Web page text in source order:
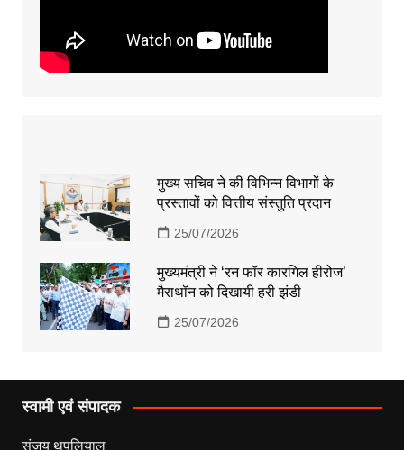
मुख्य सचिव ने की विभिन्न विभागों के
प्रस्तावों को वित्तीय संस्तुति प्रदान
25/07/2026
मुख्यमंत्री ने ‘रन फॉर कारगिल हीरोज’
मैराथॉन को दिखायी हरी झंडी
25/07/2026
स्वामी एवं संपादक
संजय थपलियाल